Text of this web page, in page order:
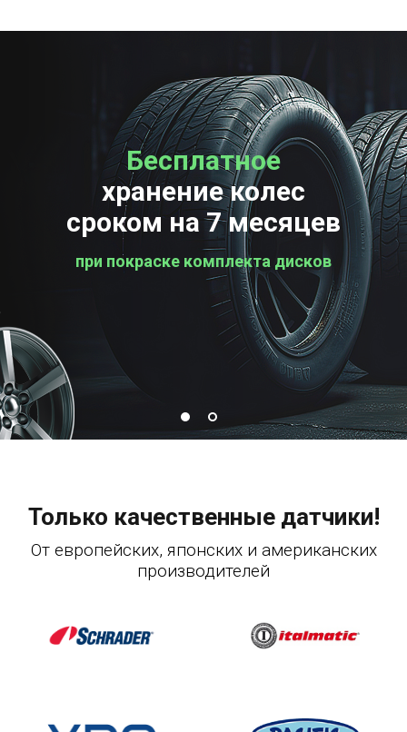
Бесплатное
хранение колес
сроком на 7 месяцев
при покраске комплекта дисков
Бесплатная
проверка колес
Только качественные датчики!
От европейских, японских и американских
производителей